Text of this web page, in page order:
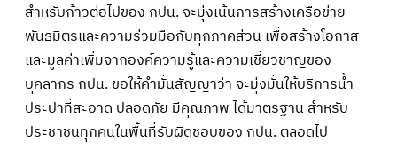
สำหรับก้าวต่อไปของ กปน. จะมุ่งเน้นการสร้างเครือข่าย
พันธมิตรและความร่วมมือกับทุกภาคส่วน เพื่อสร้างโอกาส
และมูลค่าเพิ่มจากองค์ความรู้และความเชี่ยวชาญของ
บุคลากร กปน. ขอให้คำมั่นสัญญาว่า จะมุ่งมั่นให้บริการน้ำ
ประปาที่สะอาด ปลอดภัย มีคุณภาพ ได้มาตรฐาน สำหรับ
ประชาชนทุกคนในพื้นที่รับผิดชอบของ กปน. ตลอดไป